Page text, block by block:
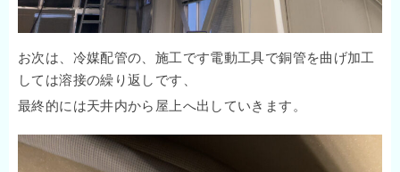
お次は、冷媒配管の、施工です電動工具で銅管を曲げ加工
しては溶接の繰り返しです、
最終的には天井内から屋上へ出していきます。